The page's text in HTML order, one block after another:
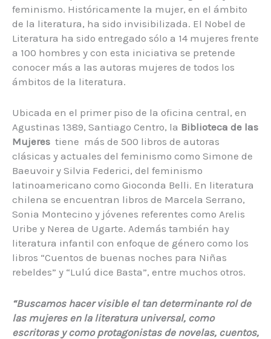
feminismo. Históricamente la mujer, en el ámbito
de la literatura, ha sido invisibilizada. El Nobel de
Literatura ha sido entregado sólo a 14 mujeres frente
a 100 hombres y con esta iniciativa se pretende
conocer más a las autoras mujeres de todos los
ámbitos de la literatura.
Ubicada en el primer piso de la oficina central, en
Agustinas 1389, Santiago Centro, la Biblioteca de las
Mujeres tiene más de 500 libros de autoras
clásicas y actuales del feminismo como Simone de
Baeuvoir y Silvia Federici, del feminismo
latinoamericano como Gioconda Belli. En literatura
chilena se encuentran libros de Marcela Serrano,
Sonia Montecino y jóvenes referentes como Arelis
Uribe y Nerea de Ugarte. Además también hay
literatura infantil con enfoque de género como los
libros “Cuentos de buenas noches para Niñas
rebeldes” y “Lulú dice Basta”, entre muchos otros.
“Buscamos hacer visible el tan determinante rol de
las mujeres en la literatura universal, como
escritoras y como protagonistas de novelas, cuentos,